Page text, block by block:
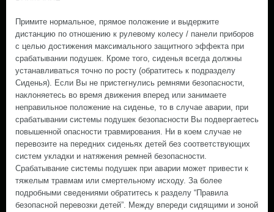
Примите нормальное, прямое положение и выдержите
дистанцию по отношению к рулевому колесу / панели приборов
с целью достижения максимального защитного эффекта при
срабатывании подушек. Кроме того, сиденья всегда должны
устанавливаться точно по росту (обратитесь к подразделу
Сиденья). Если Вы не пристегнулись ремнями безопасности,
наклоняетесь во время движения вперед или занимаете
неправильное положение на сиденье, то в случае аварии, при
срабатывании системы подушек безопасности Вы подвергаетесь
повышенной опасности травмирования. Ни в коем случае не
перевозите на передних сиденьях детей без соответствующих
систем укладки и натяжения ремней безопасности.
Срабатывание системы подушек при аварии может привести к
тяжелым травмам или смертельному исходу. За более
подробными сведениями обратитесь к разделу “Правила
безопасной перевозки детей”. Между впереди сидящими и зоной